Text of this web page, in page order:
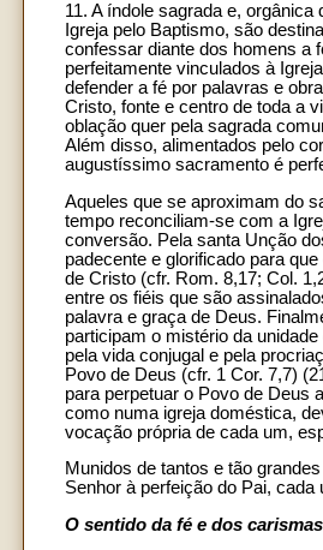
11. A índole sagrada e,
Igreja pelo Baptismo, são
confessar diante dos homens a
perfeitamente vinculados à
defender a fé por palavras e
Cristo, fonte e centro de toda a
oblação quer pela sagrada
Além disso, alimentados pelo
augustíssimo sacramento é
Aqueles que se aproximam do
tempo reconciliam-se com a
conversão. Pela santa Unção
padecente e glorificado para
de Cristo (cfr. Rom. 8,17; Col.
entre os fiéis que são
palavra e graça de Deus.
participam o mistério da
pela vida conjugal e pela
Povo de Deus (cfr. 1 Cor. 7,7)
para perpetuar o Povo de Deus
como numa igreja doméstica,
vocação própria de cada um,
Munidos de tantos e tão
Senhor à perfeição do Pai, cada
O sentido da fé e dos